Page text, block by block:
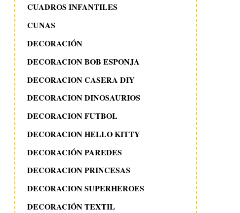
CUADROS INFANTILES
CUNAS
DECORACIÓN
DECORACION BOB ESPONJA
DECORACION CASERA DIY
DECORACION DINOSAURIOS
DECORACION FUTBOL
DECORACION HELLO KITTY
DECORACIÓN PAREDES
DECORACION PRINCESAS
DECORACION SUPERHEROES
DECORACIÓN TEXTIL